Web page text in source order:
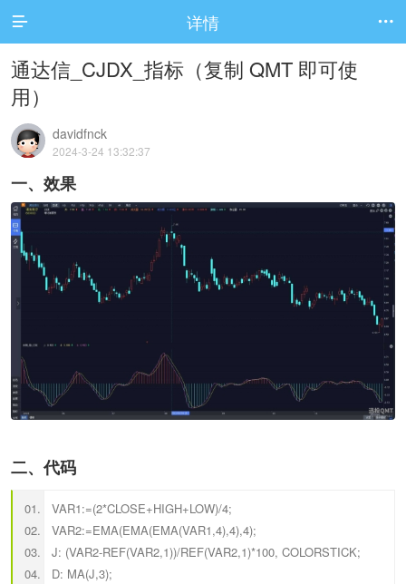
 详情 
通达信_CJDX_指标（复制 QMT 即可使
用）
davidfnck
2024-3-24 13:32:37
一、效果
二、代码
VAR1:=(2*CLOSE+HIGH+LOW)/4;
VAR2:=EMA(EMA(EMA(VAR1,4),4),4);
J: (VAR2-REF(VAR2,1))/REF(VAR2,1)*100, COLORSTICK;
D: MA(J,3);